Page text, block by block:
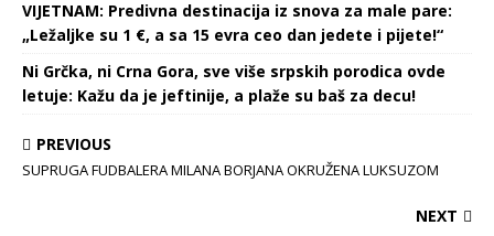
VIJETNAM: Predivna destinacija iz snova za male pare:
„Ležaljke su 1 €, a sa 15 evra ceo dan jedete i pijete!“
Ni Grčka, ni Crna Gora, sve više srpskih porodica ovde
letuje: Kažu da je jeftinije, a plaže su baš za decu!
PREVIOUS
SUPRUGA FUDBALERA MILANA BORJANA OKRUŽENA LUKSUZOM
NEXT